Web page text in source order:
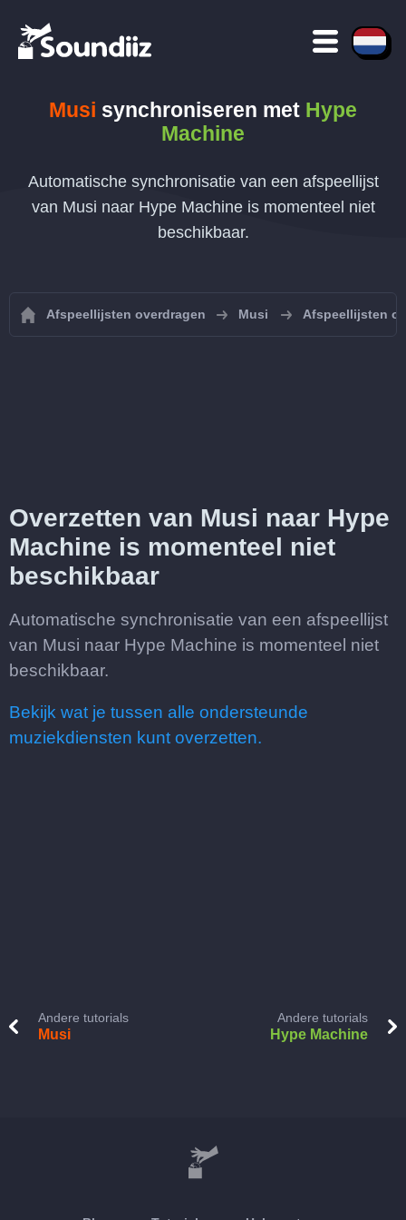
Musi synchroniseren met Hype
Machine
Automatische synchronisatie van een afspeellijst
van Musi naar Hype Machine is momenteel niet
beschikbaar.
Afspeellijsten overdragen Musi Afspeellijsten
Overzetten van Musi naar Hype
Machine is momenteel niet
beschikbaar
Automatische synchronisatie van een afspeellijst
van Musi naar Hype Machine is momenteel niet
beschikbaar.
Bekijk wat je tussen alle ondersteunde
muziekdiensten kunt overzetten.
Andere tutorials
Musi
Andere tutorials
Hype Machine